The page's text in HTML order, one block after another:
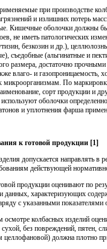
при производстве
и излишних потерь
Кишечные оболочки должны
не иметь патологических
безкозин и др.),
съедобные (альгинатные и
размера, достаточно
влаго- и газопроницаемость,
По
сорт продукции и
используют оболочки
и уплотнения фарша
к готовой продукции [1]
допускается направлять в
действующей
продукции оценивают по
и данных, характеризующих
с указанными
колбасных изделий
сухой, без повреждений, пятен,
целлофановой) должна плотно